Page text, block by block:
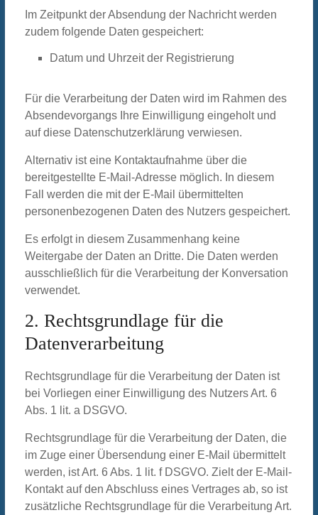
Im Zeitpunkt der Absendung der Nachricht werden
zudem folgende Daten gespeichert:
Datum und Uhrzeit der Registrierung
Für die Verarbeitung der Daten wird im Rahmen des
Absendevorgangs Ihre Einwilligung eingeholt und
auf diese Datenschutzerklärung verwiesen.
Alternativ ist eine Kontaktaufnahme über die
bereitgestellte E-Mail-Adresse möglich. In diesem
Fall werden die mit der E-Mail übermittelten
personenbezogenen Daten des Nutzers gespeichert.
Es erfolgt in diesem Zusammenhang keine
Weitergabe der Daten an Dritte. Die Daten werden
ausschließlich für die Verarbeitung der Konversation
verwendet.
2. Rechtsgrundlage für die
Datenverarbeitung
Rechtsgrundlage für die Verarbeitung der Daten ist
bei Vorliegen einer Einwilligung des Nutzers Art. 6
Abs. 1 lit. a DSGVO.
Rechtsgrundlage für die Verarbeitung der Daten, die
im Zuge einer Übersendung einer E-Mail übermittelt
werden, ist Art. 6 Abs. 1 lit. f DSGVO. Zielt der E-Mail-
Kontakt auf den Abschluss eines Vertrages ab, so ist
zusätzliche Rechtsgrundlage für die Verarbeitung Art.